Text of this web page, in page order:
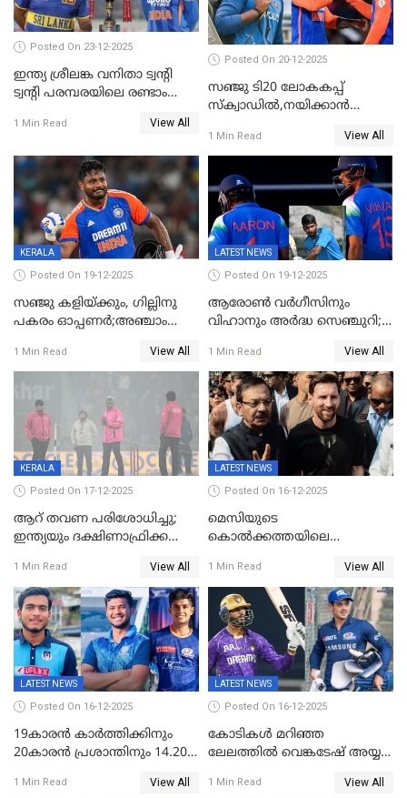
Posted On 23-12-2025
ഇന്ത്യ ശ്രീലങ്ക വനിതാ ട്വന്റി
ട്വന്റി പരമ്പരയിലെ രണ്ടാം
1 Min Read View All
Posted On 20-12-2025
സഞ്ജു ടി20 ലോകകപ്പ്
സ്‌ക്വാഡിൽ,നയിക്കാൻ
പ്രഖ്യാപിച്ച് ബി.സി.സി.ഐ
1 Min Read View All
KERALA
Posted On 19-12-2025
സഞ്ജു കളിയ്ക്കും, ഗില്ലിനു
പകരം ഓപ്പണർ;അഞ്ചാം
മാറ്റം
1 Min Read View All
LATEST NEWS
Posted On 19-12-2025
ആരോൺ വർഗീസിനും
വിഹാനും അർദ്ധ സെഞ്ചുറി;
ഇന്ത്യ ഫൈനലിൽ
1 Min Read View All
KERALA
Posted On 17-12-2025
ആറ് തവണ പരിശോധിച്ചു;
ഇന്ത്യയും ദക്ഷിണാഫ്രിക്കയും
ഉപേക്ഷിച്ചു
1 Min Read View All
LATEST NEWS
Posted On 16-12-2025
മെസിയുടെ
കൊൽക്കത്തയിലെ
സംഘർഷം: കായിക മന്ത്രി
അരൂപ് ബിശ്വാസ് രാജിവച്ചു
1 Min Read View All
LATEST NEWS
Posted On 16-12-2025
19കാരൻ കാർത്തിക്കിനും
20കാരൻ പ്രശാന്തിനും 14.20
കോടിക്ക് ഡൽഹിയിൽ;
1 Min Read View All
LATEST NEWS
Posted On 16-12-2025
കോടികൾ മറിഞ്ഞ
ലേലത്തിൽ വെങ്കടേഷ് അയ്യര്‍
ബംഗളൂരുവില്‍; ക്വിന്റണ്‍ ഡി
1 Min Read View All